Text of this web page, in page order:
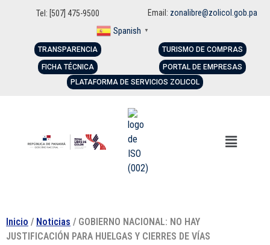
Tel: [507] 475-9500 Email: zonalibre@zolicol.gob.pa
Spanish ▼
TRANSPARENCIA
FICHA TÉCNICA
TURISMO DE COMPRAS
PORTAL DE EMPRESAS
PLATAFORMA DE SERVICIOS ZOLICOL
Inicio / Noticias / GOBIERNO NACIONAL: NO HAY
JUSTIFICACIÓN PARA HUELGAS Y CIERRES DE VÍAS